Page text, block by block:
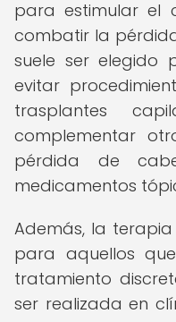
para estimular el
combatir la
suele ser elegido
evitar
trasplantes
complementar
pérdida de
medicamentos
Además, la
para aquellos
tratamiento
ser realizada en